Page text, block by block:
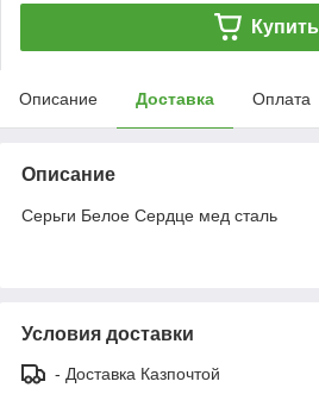
Купить
Описание Доставка Оплата
Описание
Серьги Белое Сердце мед сталь
Условия доставки
- Доставка Казпочтой